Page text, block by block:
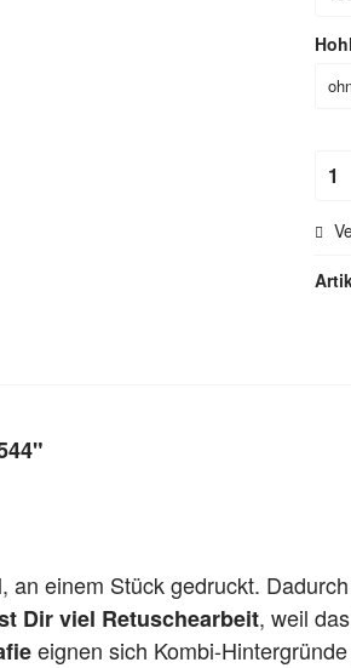
an einem Stück gedruckt.
Dir viel Retuschearbeit, weil
eignen sich Kombi-